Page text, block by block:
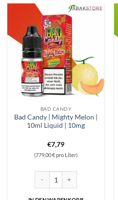
BAD CANDY
Bad Candy | Mighty Melon |
10ml Liquid | 10mg
€7,79
(779,00 € pro Liter)